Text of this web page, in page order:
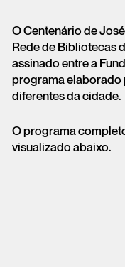
Login
O Centenário de
Rede de Bibliotecas
assinado entre a
programa elaborado
diferentes da cidade.
O programa
visualizado abaixo.